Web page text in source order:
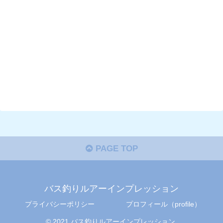
PAGE TOP
バス釣りルアーインプレッション
プライバシーポリシー プロフィール（profile）